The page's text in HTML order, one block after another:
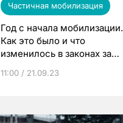
Частичная мобилизация
Год с начала мобилизации.
Как это было и что
изменилось в законах за
11:00 / 21.09.23